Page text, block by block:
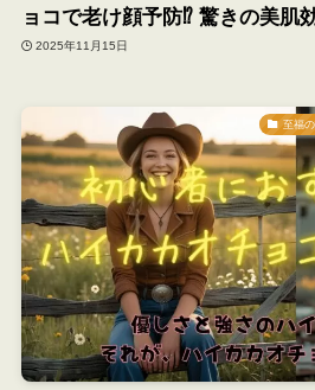
ョコで老け顔予防⁉︎ 驚きの美肌
2025年11月15日
至福